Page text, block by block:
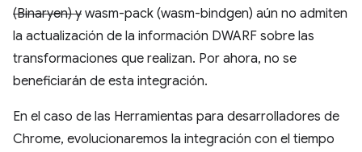
(Binaryen) y wasm-pack (wasm-bindgen) aún no admiten
la actualización de la información DWARF sobre las
transformaciones que realizan. Por ahora, no se
beneficiarán de esta integración.
En el caso de las Herramientas para desarrolladores de
Chrome, evolucionaremos la integración con el tiempo